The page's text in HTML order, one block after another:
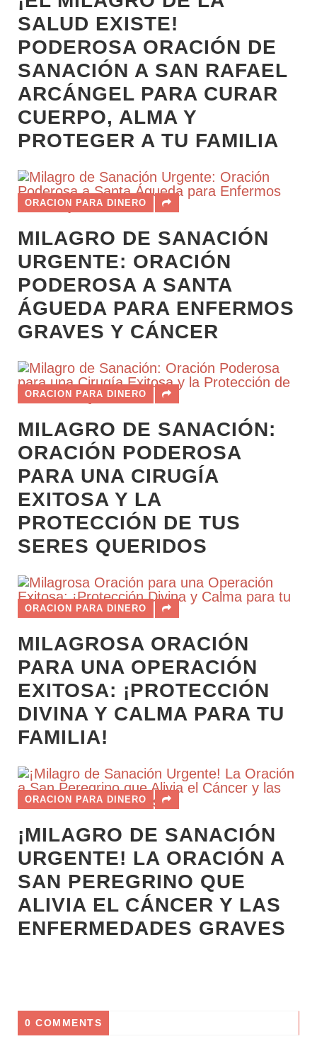
SALUD EXISTE!
PODEROSA ORACIÓN DE
SANACIÓN A SAN RAFAEL
ARCÁNGEL PARA CURAR
CUERPO, ALMA Y
PROTEGER A TU FAMILIA
ORACION PARA DINERO
MILAGRO DE SANACIÓN
URGENTE: ORACIÓN
PODEROSA A SANTA
ÁGUEDA PARA ENFERMOS
GRAVES Y CÁNCER
ORACION PARA DINERO
MILAGRO DE SANACIÓN:
ORACIÓN PODEROSA
PARA UNA CIRUGÍA
EXITOSA Y LA
PROTECCIÓN DE TUS
SERES QUERIDOS
ORACION PARA DINERO
MILAGROSA ORACIÓN
PARA UNA OPERACIÓN
EXITOSA: ¡PROTECCIÓN
DIVINA Y CALMA PARA TU
FAMILIA!
ORACION PARA DINERO
¡MILAGRO DE SANACIÓN
URGENTE! LA ORACIÓN A
SAN PEREGRINO QUE
ALIVIA EL CÁNCER Y LAS
ENFERMEDADES GRAVES
0 COMMENTS